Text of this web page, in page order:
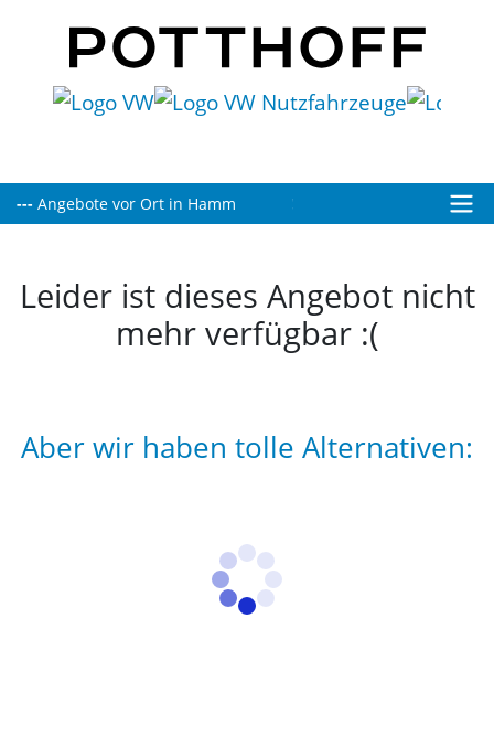
Heute bis 19:00 Uhr für Sie geöffnet!
Leider ist dieses Angebot nicht
mehr verfügbar :(
Aber wir haben tolle Alternativen: